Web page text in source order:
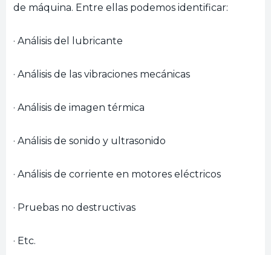
de máquina. Entre ellas podemos identificar:
· Análisis del lubricante
· Análisis de las vibraciones mecánicas
· Análisis de imagen térmica
· Análisis de sonido y ultrasonido
· Análisis de corriente en motores eléctricos
· Pruebas no destructivas
· Etc.